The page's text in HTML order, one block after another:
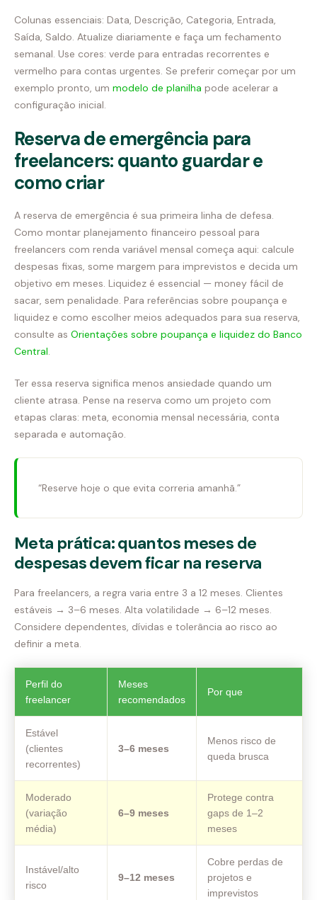
Colunas essenciais: Data, Descrição, Categoria, Entrada,
Saída, Saldo. Atualize diariamente e faça um fechamento
semanal. Use cores: verde para entradas recorrentes e
vermelho para contas urgentes. Se preferir começar por um
exemplo pronto, um modelo de planilha pode acelerar a
configuração inicial.
Reserva de emergência para
freelancers: quanto guardar e
como criar
A reserva de emergência é sua primeira linha de defesa.
Como montar planejamento financeiro pessoal para
freelancers com renda variável mensal começa aqui: calcule
despesas fixas, some margem para imprevistos e decida um
objetivo em meses. Liquidez é essencial — money fácil de
sacar, sem penalidade. Para referências sobre poupança e
liquidez e como escolher meios adequados para sua reserva,
consulte as Orientações sobre poupança e liquidez do Banco
Central
Ter essa reserva significa menos ansiedade quando um
cliente atrasa. Pense na reserva como um projeto com
etapas claras: meta, economia mensal necessária, conta
separada e automação.
“Reserve hoje o que evita correria amanhã.”
Meta prática: quantos meses de
despesas devem ficar na reserva
Para freelancers, a regra varia entre 3 a 12 meses. Clientes
estáveis → 3–6 meses. Alta volatilidade → 6–12 meses.
Considere dependentes, dívidas e tolerância ao risco ao
definir a meta.
Perfil do
freelancer
Meses
recomendados
Por que
Estável
(clientes
recorrentes)
3–6 meses
Menos risco de
queda brusca
Moderado
(variação
média)
6–9 meses
Protege contra
gaps de 1–2
meses
Instável/alto
risco
9–12 meses
Cobre perdas de
projetos e
imprevistos